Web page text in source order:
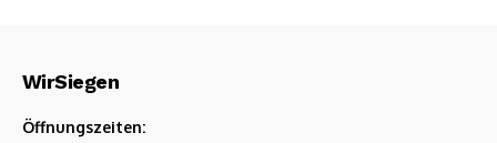
WirSiegen
Öffnungszeiten: